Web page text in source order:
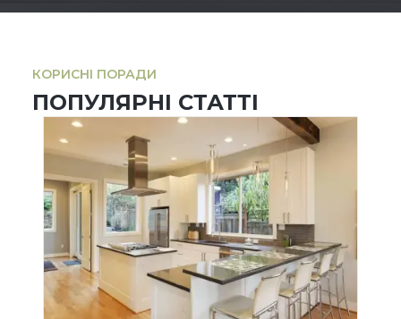
КОРИСНІ ПОРАДИ
ПОПУЛЯРНІ СТАТТІ